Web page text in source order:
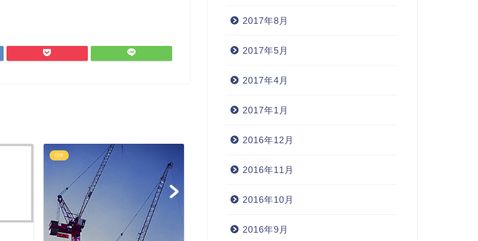
日常
2017年8月
2017年5月
2017年4月
2017年1月
2016年12月
2016年11月
2016年10月
2016年9月